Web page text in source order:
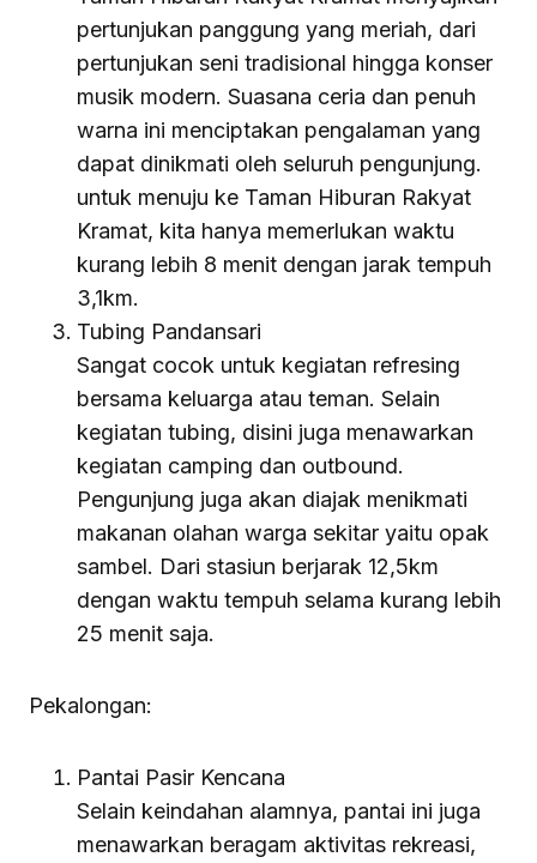
pertunjukan panggung yang meriah, dari
pertunjukan seni tradisional hingga konser
musik modern. Suasana ceria dan penuh
warna ini menciptakan pengalaman yang
dapat dinikmati oleh seluruh pengunjung.
untuk menuju ke Taman Hiburan Rakyat
Kramat, kita hanya memerlukan waktu
kurang lebih 8 menit dengan jarak tempuh
3,1km.
Tubing Pandansari
Sangat cocok untuk kegiatan refresing
bersama keluarga atau teman. Selain
kegiatan tubing, disini juga menawarkan
kegiatan camping dan outbound.
Pengunjung juga akan diajak menikmati
makanan olahan warga sekitar yaitu opak
sambel. Dari stasiun berjarak 12,5km
dengan waktu tempuh selama kurang lebih
25 menit saja.
Pekalongan:
Pantai Pasir Kencana
Selain keindahan alamnya, pantai ini juga
menawarkan beragam aktivitas rekreasi,